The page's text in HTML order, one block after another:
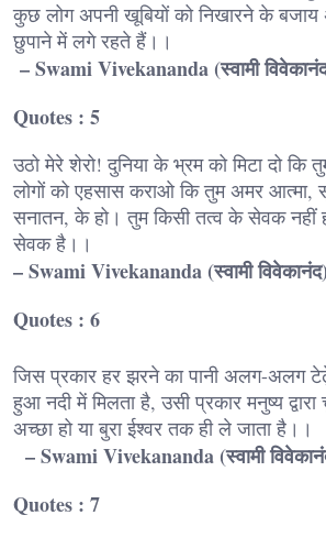
कुछ लोग अपनी खूबियों को निखारने के बजाय
छुपाने में लगे रहते हैं।।
– Swami Vivekananda (स्वामी
Quotes : 5
उठो मेरे शेरो! दुनिया के भ्रम को मिटा दो
लोगों को एहसास कराओ कि तुम अमर आत्मा,
सनातन, के हो। तुम किसी तत्व के सेवक नहीं
सेवक है।।
– Swami Vivekananda (स्वामी विवेकानंद)
Quotes : 6
जिस प्रकार हर झरने का पानी अलग-अलग
हुआ नदी में मिलता है, उसी प्रकार मनुष्य द्वारा
अच्छा हो या बुरा ईश्वर तक ही ले जाता है।।
– Swami Vivekananda (स्वामी
Quotes : 7